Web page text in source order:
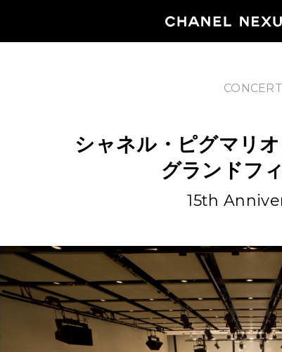
CONCERT
シャネル・ピグマリ
グランドフ
15th